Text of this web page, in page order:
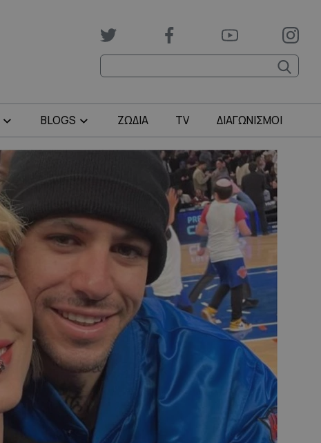
BLOGS ΖΩΔΙΑ TV ΔΙΑΓΩΝΙΣΜΟΙ